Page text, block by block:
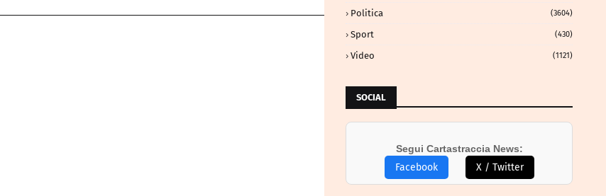
Politica (3604)
Sport (430)
Video (1121)
SOCIAL
Segui Cartastraccia News:
Facebook X / Twitter